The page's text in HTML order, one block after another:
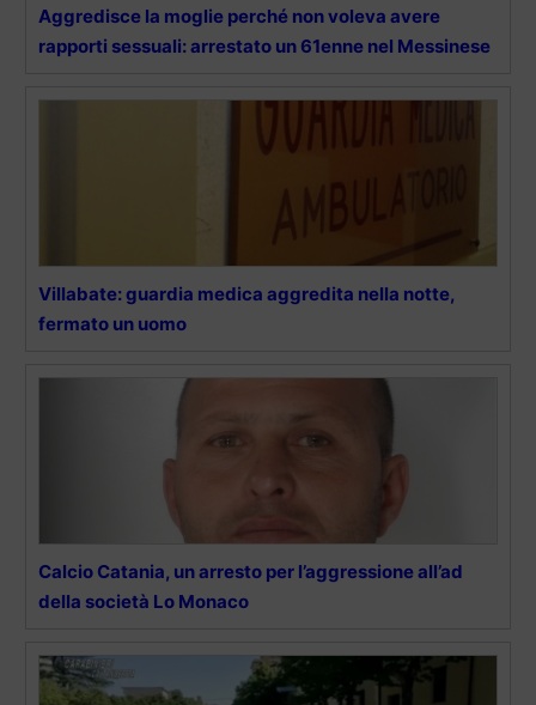
Aggredisce la moglie perché non voleva avere
rapporti sessuali: arrestato un 61enne nel Messinese
Villabate: guardia medica aggredita nella notte,
fermato un uomo
Calcio Catania, un arresto per l’aggressione all’ad
della società Lo Monaco